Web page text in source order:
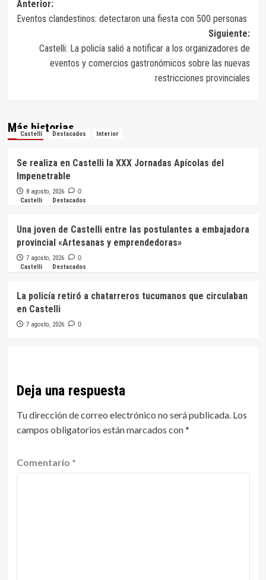
Navegación
de
entradas
Anterior:
Eventos clandestinos: detectaron una fiesta con 500 personas
Siguiente:
Castelli: La policía salió a notificar a los organizadores de
eventos y comercios gastronómicos sobre las nuevas
restricciones provinciales
Más historias
Castelli Destacados Interior
Se realiza en Castelli la XXX Jornadas Apícolas del
Impenetrable
8 agosto, 2026 0
Castelli Destacados
Una joven de Castelli entre las postulantes a embajadora
provincial «Artesanas y emprendedoras»
7 agosto, 2026 0
Castelli Destacados
La policía retiró a chatarreros tucumanos que circulaban
en Castelli
7 agosto, 2026 0
Deja una respuesta
Tu dirección de correo electrónico no será publicada. Los
campos obligatorios están marcados con*
Comentario *